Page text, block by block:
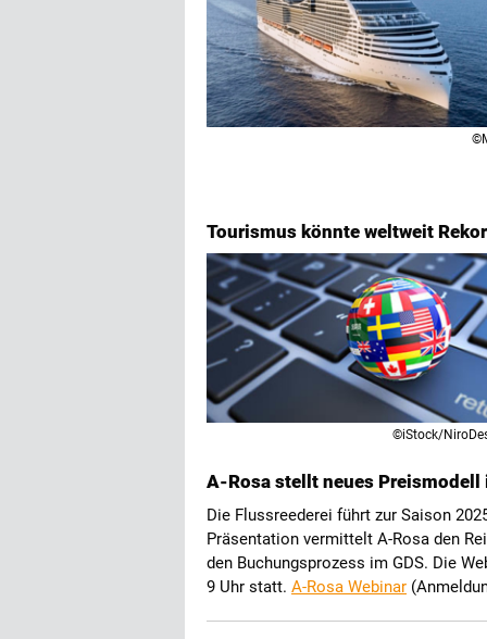
Tourismus könnte weltweit
©iStock/
A-Rosa stellt neues Preismodell
Die Flussreederei führt zur Saison
Präsentation vermittelt A-Rosa den
den Buchungsprozess im GDS. Die
9 Uhr statt. A-Rosa Webinar